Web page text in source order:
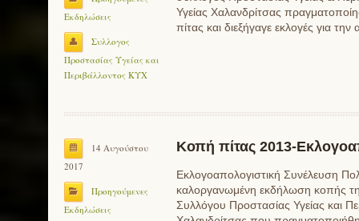
Εκδηλώσεις
Συλλογος
Προστασίας Υγείας και
Περιβάλλοντος ΚΥΧ
Υγείας Χαλανδρίτσας
πίτας και διεξήγαγε εκλογές για
14 Αυγούστου
2017
Προηγούμενες
Εκδηλώσεις
Κοπή πίτας 2013-
Εκλογοαπολογιστική Συνέλευση
καλοργανωμένη εκδήλωση κοπής
Συλλόγου Προστασίας Υγείας και